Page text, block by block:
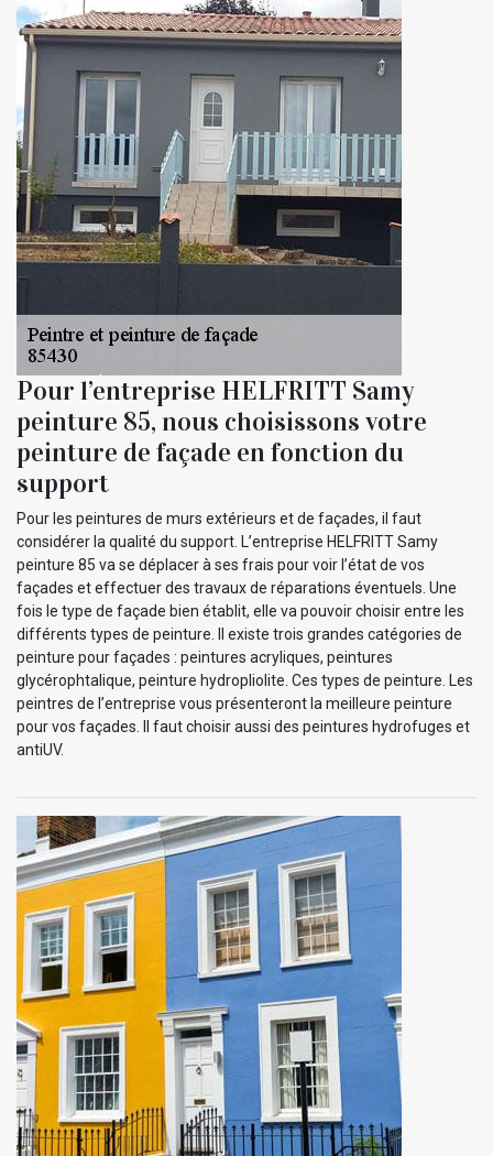
Pour l’entreprise HELFRITT Samy
peinture 85, nous choisissons votre
peinture de façade en fonction du
support
Pour les peintures de murs extérieurs et de façades, il faut
considérer la qualité du support. L’entreprise HELFRITT Samy
peinture 85 va se déplacer à ses frais pour voir l’état de vos
façades et effectuer des travaux de réparations éventuels. Une
fois le type de façade bien établit, elle va pouvoir choisir entre les
différents types de peinture. Il existe trois grandes catégories de
peinture pour façades : peintures acryliques, peintures
glycérophtalique, peinture hydropliolite. Ces types de peinture. Les
peintres de l’entreprise vous présenteront la meilleure peinture
pour vos façades. Il faut choisir aussi des peintures hydrofuges et
antiUV.